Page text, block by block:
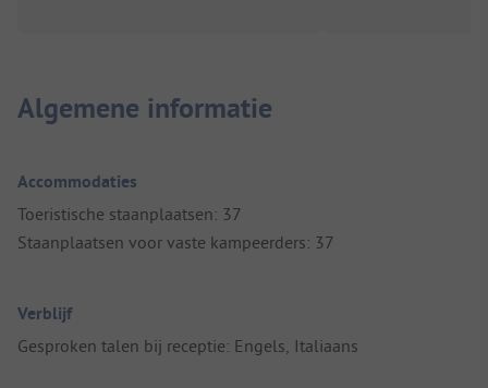
Algemene informatie
Accommodaties
Toeristische staanplaatsen: 37
Staanplaatsen voor vaste kampeerders: 37
Verblijf
Gesproken talen bij receptie: Engels, Italiaans